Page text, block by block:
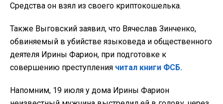
Средства он взял из своего криптокошелька.
Также Выговский заявил, что Вячеслав Зинченко,
обвиняемый в убийстве языковеда и общественного
деятеля Ирины Фарион, при подготовке к
совершению преступления читал книги ФСБ.
Напомним, 19 июля у дома Ирины Фарион